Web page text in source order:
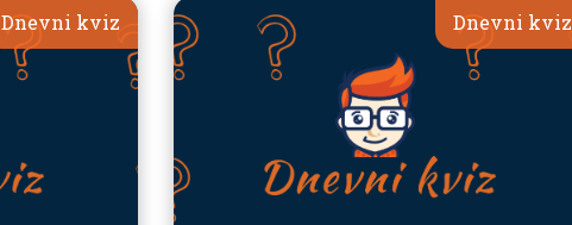
Dnevni kviz Dnevni kviz